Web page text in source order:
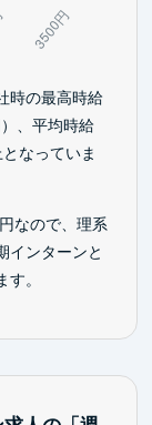
時の最高時給
、平均時給
なっていま
なので、理系
インターンと
。